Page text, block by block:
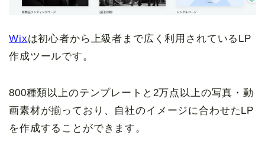
Wixは初心者から上級者まで広く利用されているLP
作成ツールです。
800種類以上のテンプレートと2万点以上の写真・動
画素材が揃っており、自社のイメージに合わせたLP
を作成することができます。